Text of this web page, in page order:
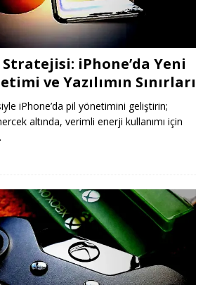
iPhone’da Yeni
ve Yazılımın Sınırları
iPhone’da pil yönetimini geliştirin;
mercek altında, verimli enerji kullanımı için